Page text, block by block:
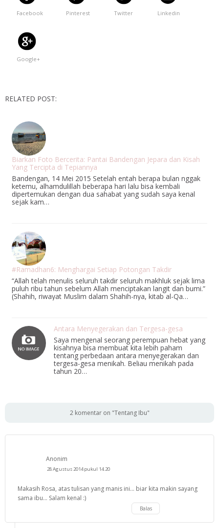
Facebook Pinterest Twitter Linkedin
Google+
RELATED POST:
Biarkan Foto Bercerita: Pantai Bandengan Jepara dan Kisah
Yang Tercipta di Tepiannya
Bandengan, 14 Mei 2015 Setelah entah berapa bulan nggak
ketemu, alhamdulillah beberapa hari lalu bisa kembali
dipertemukan dengan dua sahabat yang sudah saya kenal
sejak kam…
#Ramadhan6: Menghargai Setiap Potongan Takdir
“Allah telah menulis seluruh takdir seluruh makhluk sejak lima
puluh ribu tahun sebelum Allah menciptakan langit dan bumi.”
(Shahih, riwayat Muslim dalam Shahih-nya, kitab al-Qa…
Antara Menyegerakan dan Tergesa-gesa
Saya mengenal seorang perempuan hebat yang
kisahnya bisa membuat kita lebih paham
tentang perbedaan antara menyegerakan dan
tergesa-gesa menikah. Beliau menikah pada
tahun 20…
2 komentar on "Tentang Ibu"
Anonim
28 Agustus 2014 pukul 14.20
Makasih Rosa, atas tulisan yang manis ini... biar kita makin sayang
sama ibu... Salam kenal :)
Balas